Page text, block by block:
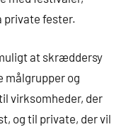
private fester.
at skræddersy
målgrupper og
virksomheder, der
og til private, der vil